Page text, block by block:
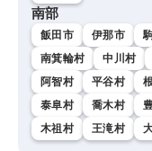
南部
飯田市 伊那市
南箕輪村
中川村
阿智村
平谷村
泰阜村
喬木村
木祖村
王滝村